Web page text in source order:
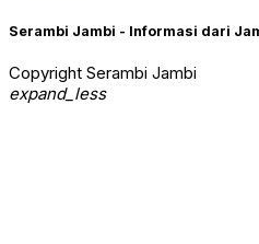
Serambi Jambi - Informasi dari
Copyright Serambi Jambi
expand_less